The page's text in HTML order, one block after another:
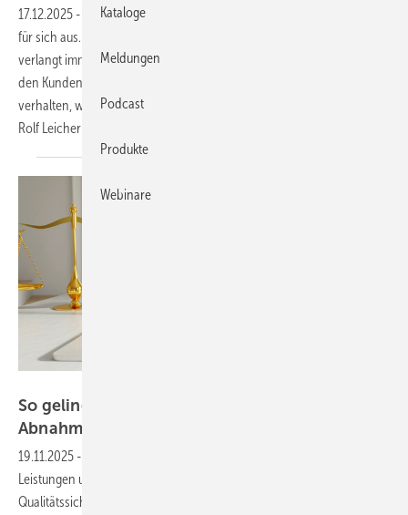
17.12.2025 -
Der Kunden ist König, er weiß das und nutzt die Situation
für sich aus. Was nicht gefällt, wird als Reklamation definiert. Er
verlangt immer mehr und der Handwerker sagt meist zu, damit der
den Kunden nicht verliert. Wie soll man sich dem Kunden gegenüber
verhalten, wenn es sich um eine unberechtigte Reklamation handelt?
Rolf Leicher weiß
So gelingt ein verwertbares
Abnahmeprotokoll
19.11.2025 -
Leistungen und dokumentiert ­Mängel. Sie dient der
Qualitätssicherung, regelt Zahlungen und ist besonders bei größeren
Kataloge
Meldungen
Podcast
Produkte
Webinare